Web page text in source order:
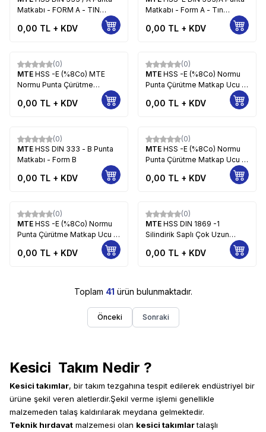
Matkabı - FORM A - TIN
0,00 TL + KDV
Matkabı - Form A - Tın
0,00 TL + KDV
(0)
MTE HSS -E (%8Co) MTE
Normu Punta Çürütme
Matkap Ucu - Kısa (Havalı
Tabancalar İçin )
0,00 TL + KDV
(0)
MTE HSS -E (%8Co) Normu
Punta Çürütme Matkap Ucu -
0,00 TL + KDV
(0)
MTE HSS DIN 333 - B Punta
Matkabı - Form B
0,00 TL + KDV
(0)
MTE HSS -E (%8Co) Normu
Punta Çürütme Matkap Ucu -
KISA (Havalı Tabancalar İçin )
Tın Kaplı
0,00 TL + KDV
(0)
MTE HSS -E (%8Co) Normu
Punta Çürütme Matkap Ucu -
Uzun ( El Breyzi İçin) Tın Kaplı
0,00 TL + KDV
(0)
MTE HSS DIN 1869 -1
Silindirik Saplı Çok Uzun
0,00 TL + KDV
Toplam 41 ürün bulunmaktadır.
Önceki Sonraki
Kesici Takım Nedir ?
Kesici takımlar, bir takım tezgahına tespit edilerek endüstriyel bir
ürüne şekil veren aletlerdir.Şekil verme işlemi genellikle
malzemeden talaş kaldırılarak meydana gelmektedir.
Teknik hırdavat malzemesi olan kesici takımlartalaşlı